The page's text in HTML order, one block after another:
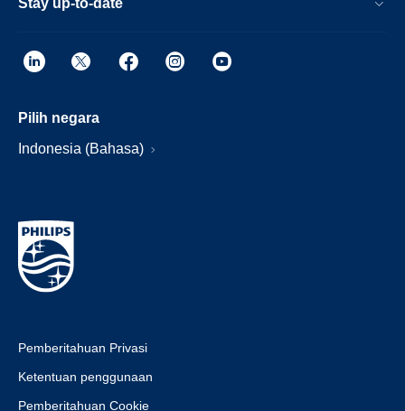
Stay up-to-date
Pilih negara
Indonesia (Bahasa)
Pemberitahuan Privasi
Ketentuan penggunaan
Pemberitahuan Cookie